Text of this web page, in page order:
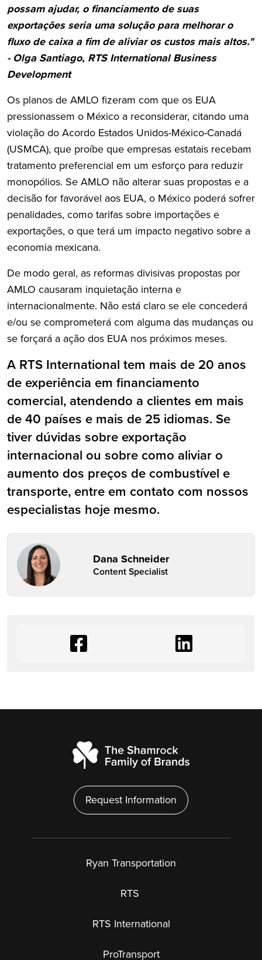
possam ajudar, o financiamento de suas
exportações seria uma solução para melhorar o
fluxo de caixa a fim de aliviar os custos mais altos."
- Olga Santiago, RTS International Business
Development
Os planos de AMLO fizeram com que os EUA
pressionassem o México a reconsiderar, citando uma
violação do Acordo Estados Unidos-México-Canadá
(USMCA), que proíbe que empresas estatais recebam
tratamento preferencial em um esforço para reduzir
monopólios. Se AMLO não alterar suas propostas e a
decisão for favorável aos EUA, o México poderá sofrer
penalidades, como tarifas sobre importações e
exportações, o que terá um impacto negativo sobre a
economia mexicana.
De modo geral, as reformas divisivas propostas por
AMLO causaram inquietação interna e
internacionalmente. Não está claro se ele concederá
e/ou se comprometerá com alguma das mudanças ou
se forçará a ação dos EUA nos próximos meses.
A RTS International tem mais de 20 anos
de experiência em financiamento
comercial, atendendo a clientes em mais
de 40 países e mais de 25 idiomas. Se
tiver dúvidas sobre exportação
internacional ou sobre como aliviar o
aumento dos preços de combustível e
transporte, entre em contato com nossos
especialistas hoje mesmo.
Dana Schneider
Content Specialist
Request Information
Ryan Transportation
RTS
RTS International
ProTransport